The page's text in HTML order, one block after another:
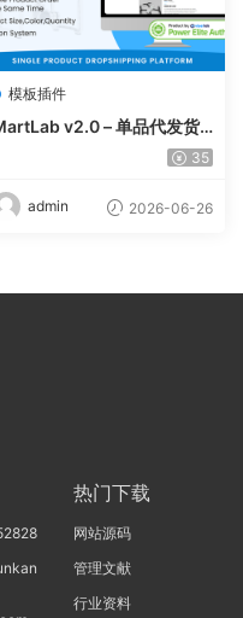
模板插件
v2.0 – 单品代发货
35
admin 2026-06-26
热门下载
网站源码
管理文献
行业资料